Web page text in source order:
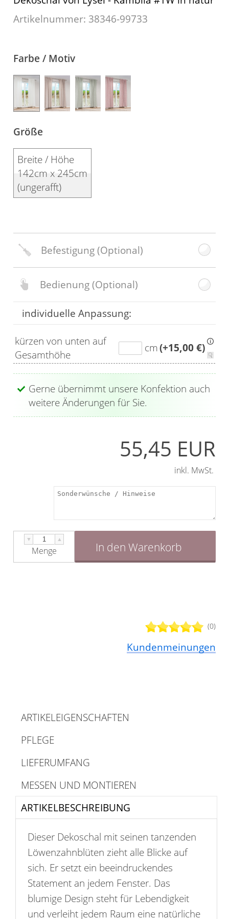
Kissen
Fensterbilder
Gardinenstange
Stoffe
Panneaux
Artikelnummer: 38346-99733
Farbe / Motiv
Größe
Breite / Höhe
142cm x 245cm
(ungerafft)
Befestigung(Optional)
Bedienung(Optional)
individuelle Anpassung:
kürzen von unten auf
Gesamthöhe
cm(+15,00 €)
Gerne übernimmt unsere Konfektion auch
weitere Änderungen für Sie.
(0)
Kundenmeinungen
55,45 EUR
inkl. MwSt.
▼ ▲
Menge In den Warenkorb
ARTIKELBESCHREIBUNG
ARTIKELEIGENSCHAFTEN
PFLEGE
LIEFERUMFANG
MESSEN UND MONTIEREN
Dieser Dekoschal mit seinen tanzenden
Löwenzahnblüten zieht alle Blicke auf
sich. Er setzt ein beeindruckendes
Statement an jedem Fenster. Das
blumige Design steht für Lebendigkeit
und verleiht jedem Raum eine natürliche